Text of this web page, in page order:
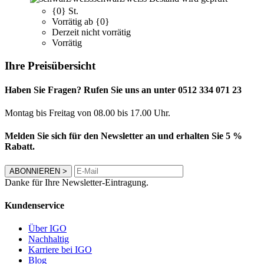
{0} St.
Vorrätig ab {0}
Derzeit nicht vorrätig
Vorrätig
Ihre Preisübersicht
Haben Sie Fragen? Rufen Sie uns an unter 0512 334 071 23
Montag bis Freitag von 08.00 bis 17.00 Uhr.
Melden Sie sich für den Newsletter an und erhalten Sie 5 %
Rabatt.
ABONNIEREN >
Danke für Ihre Newsletter-Eintragung.
Kundenservice
Über IGO
Nachhaltig
Karriere bei IGO
Blog